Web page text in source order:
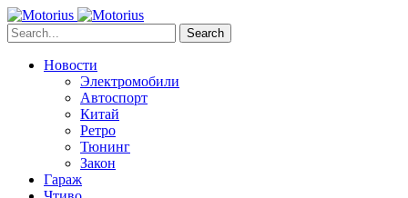
Search
Новости
Электромобили
Автоспорт
Китай
Ретро
Тюнинг
Закон
Гараж